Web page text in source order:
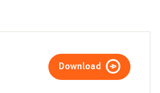
Download